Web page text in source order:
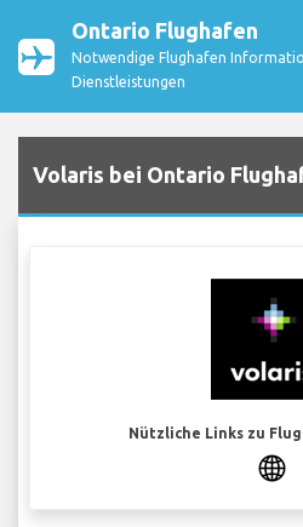
Ontario Flughafen
Notwendige Flughafen
Dienstleistungen
Volaris bei Ontario
Nützliche Links zu